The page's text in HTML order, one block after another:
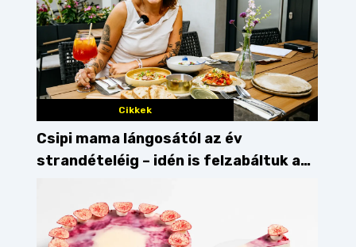
Cikkek
Csipi mama lángosától az év
strandételéig – idén is felzabáltuk a